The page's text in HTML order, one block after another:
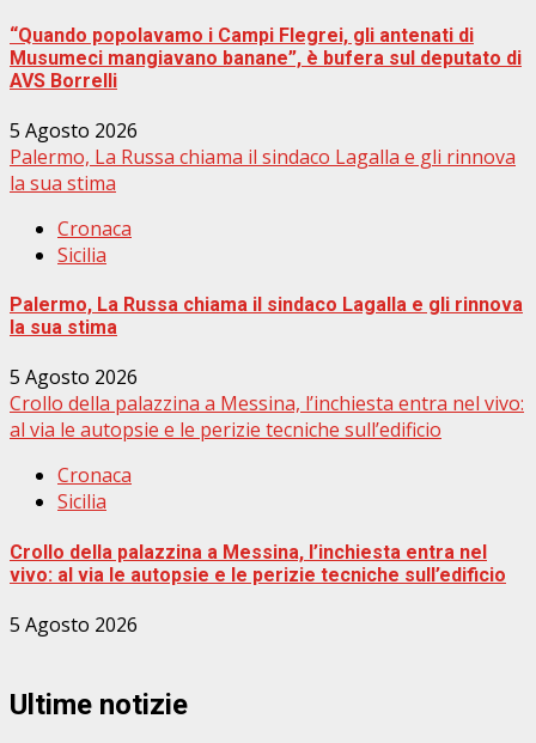
“Quando popolavamo i Campi Flegrei, gli antenati di
Musumeci mangiavano banane”, è bufera sul deputato di
AVS Borrelli
5 Agosto 2026
Palermo, La Russa chiama il sindaco Lagalla e gli rinnova
la sua stima
Cronaca
Sicilia
Palermo, La Russa chiama il sindaco Lagalla e gli rinnova
la sua stima
5 Agosto 2026
Crollo della palazzina a Messina, l’inchiesta entra nel vivo:
al via le autopsie e le perizie tecniche sull’edificio
Cronaca
Sicilia
Crollo della palazzina a Messina, l’inchiesta entra nel
vivo: al via le autopsie e le perizie tecniche sull’edificio
5 Agosto 2026
Ultime notizie